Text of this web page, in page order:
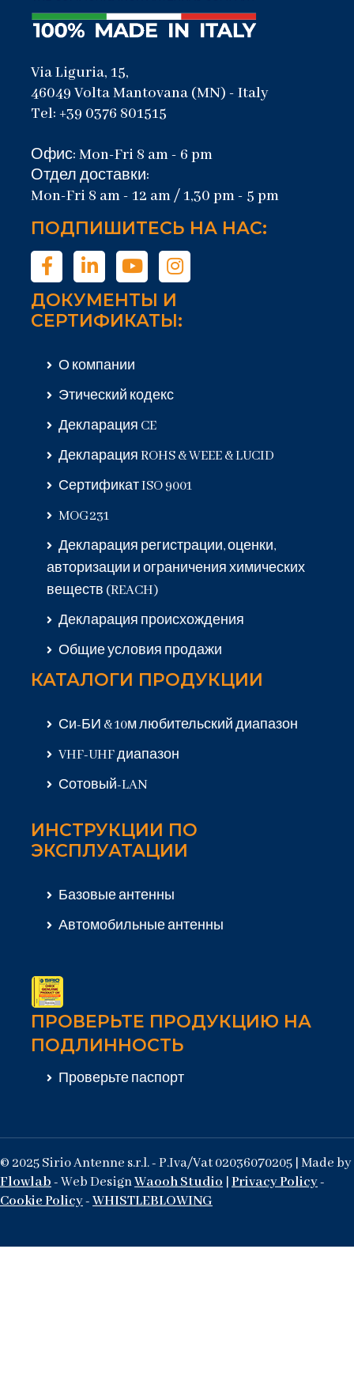
Via Liguria, 15,
46049 Volta Mantovana (MN) - Italy
Tel: +39 0376 801515
Офис: Mon-Fri 8 am - 6 pm
Отдел доставки:
Mon-Fri 8 am - 12 am / 1,30 pm - 5 pm
ПОДПИШИТЕСЬ НА НАС:
ДОКУМЕНТЫ И
СЕРТИФИКАТЫ:
О компании
Этический кодекс
Декларация CE
Декларация ROHS & WEEE & LUCID
Сертификат ISO 9001
MOG231
Декларация регистрации, оценки,
авторизации и ограничения химических
веществ (REACH)
Декларация происхождения
Общие условия продажи
КАТАЛОГИ ПРОДУКЦИИ
Си-БИ & 10м любительский диапазон
VHF-UHF диапазон
Сотовый-LAN
ИНСТРУКЦИИ ПО
ЭКСПЛУАТАЦИИ
Базовые антенны
Автомобильные антенны
ПРОВЕРЬТЕ ПРОДУКЦИЮ НА
ПОДЛИННОСТЬ
Проверьте паспорт
© 2025 Sirio Antenne s.r.l. - P.Iva/Vat 02036070205 | Made by
Flowlab- Web DesignWaooh Studio Privacy Policy-
Cookie Policy-WHISTLEBLOWING